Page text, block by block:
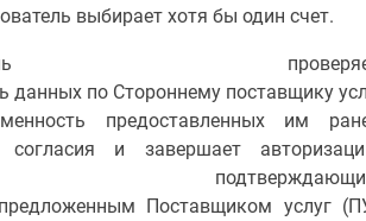
выбирает хотя бы один счет.
данных по Стороннему поставщику
предоставленных им
согласия и завершает
Поставщиком услуг